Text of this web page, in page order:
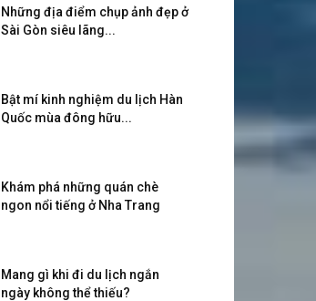
Những địa điểm chụp ảnh đẹp ở
Sài Gòn siêu lãng...
Bật mí kinh nghiệm du lịch Hàn
Quốc mùa đông hữu...
Khám phá những quán chè
ngon nổi tiếng ở Nha Trang
Mang gì khi đi du lịch ngắn
ngày không thể thiếu?